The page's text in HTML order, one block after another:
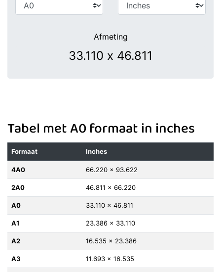
Afmeting
Tabel met A0 formaat in inches
Formaat Inches
4A0 66.220 x 93.622
2A0 46.811 x 66.220
A0 33.110 x 46.811
A1 23.386 x 33.110
A2 16.535 x 23.386
A3 11.693 x 16.535